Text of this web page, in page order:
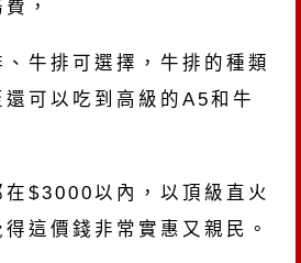
，
牛排可選擇，牛排的種類
可以吃到高級的A5和牛
$3000以內，以頂級直火
這價錢非常實惠又親民。